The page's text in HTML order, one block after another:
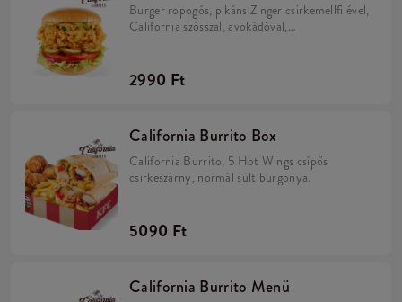
Burger ropogós, pikáns Zinger csirkemellfilével,
California szósszal, avokádóval,
briós zsemlében.
2990 Ft
California Burrito Box
California Burrito, 5 Hot Wings csípős
csirkeszárny, normál sült burgonya.
5090 Ft
California Burrito Menü